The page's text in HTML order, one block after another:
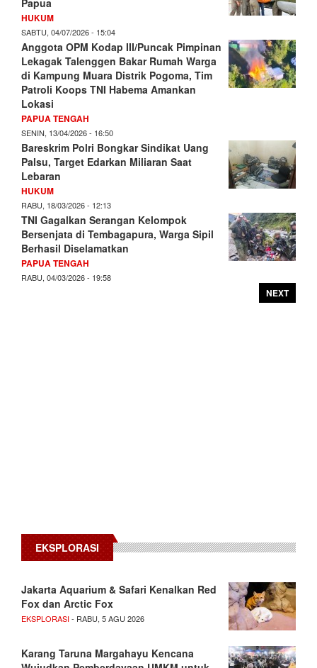
Papua
HUKUM
SABTU, 04/07/2026 - 15:04
Anggota OPM Kodap III/Puncak Pimpinan
Lekagak Talenggen Bakar Rumah Warga
di Kampung Muara Distrik Pogoma, Tim
Patroli Koops TNI Habema Amankan
Lokasi
PAPUA TENGAH
SENIN, 13/04/2026 - 16:50
Bareskrim Polri Bongkar Sindikat Uang
Palsu, Target Edarkan Miliaran Saat
Lebaran
HUKUM
RABU, 18/03/2026 - 12:13
TNI Gagalkan Serangan Kelompok
Bersenjata di Tembagapura, Warga Sipil
Berhasil Diselamatkan
PAPUA TENGAH
RABU, 04/03/2026 - 19:58
NEXT
EKSPLORASI
Jakarta Aquarium & Safari Kenalkan Red
Fox dan Arctic Fox
EKSPLORASI- RABU, 5 AGU 2026
Karang Taruna Margahayu Kencana